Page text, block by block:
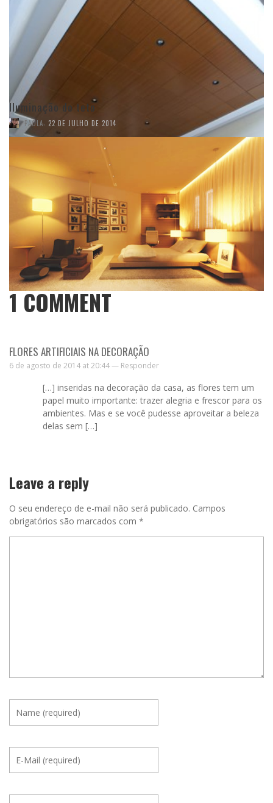
Iluminação do teto
PAOLA, 22 DE JULHO DE 2014
1 COMMENT
FLORES ARTIFICIAIS NA DECORAÇÃO
6 de agosto de 2014 at 20:44 — Responder
[…] inseridas na decoração da casa, as flores tem um
papel muito importante: trazer alegria e frescor para os
ambientes. Mas e se você pudesse aproveitar a beleza
delas sem […]
Leave a reply
O seu endereço de e-mail não será publicado. Campos
obrigatórios são marcados com *